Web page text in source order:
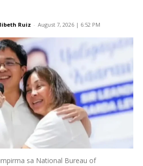
Ruiz - August 7, 2026 | 6:52 PM
sa National Bureau of